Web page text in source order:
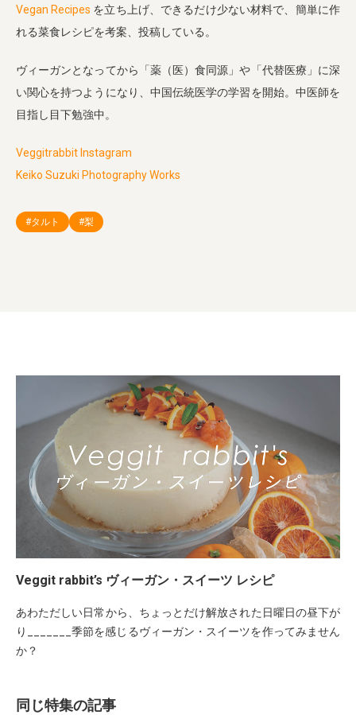
Vegan Recipes を立ち上げ、できるだけ少ない材料で、簡単に作
れる菜食レシピを考案、投稿している。
ヴィーガンとなってから「薬（医）食同源」や「代替医療」に深
い関心を持つようになり、中国伝統医学の学習を開始。中医師を
目指し目下勉強中。
Veggitrabbit Instagram
Keiko Suzuki Photography Works
#タルト #梨
Veggit rabbit’s ヴィーガン・スイーツ レシピ
あわただしい日常から、ちょっとだけ解放された日曜日の昼下が
り_______季節を感じるヴィーガン・スイーツを作ってみません
か？
同じ特集の記事